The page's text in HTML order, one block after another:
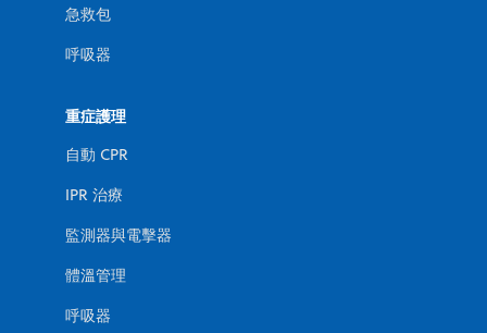
急救包
呼吸器
重症護理
自動 CPR
IPR 治療
監測器與電擊器
體溫管理
呼吸器